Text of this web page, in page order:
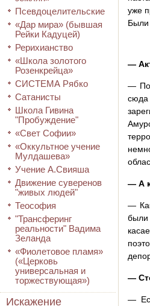
Псевдоцелительские
«Дар мира» (бывшая
Рейки Кадуцей)
Рерихианство
«Школа золотого
Розенкрейца»
СИСТЕМА Рябко
Сатанисты
Школа Гивина
"Пробуждение"
«Свет Софии»
«Оккультное учение
Мулдашева»
Учение А.Свияша
Движение суверенов
"живых людей"
Теософия
"Трансферинг
реальности" Вадима
Зеланда
«Фиолетовое пламя»
(«Церковь
универсальная и
торжествующая»)
Искажение
уже
Были
—
—
— А
—
были
—
—